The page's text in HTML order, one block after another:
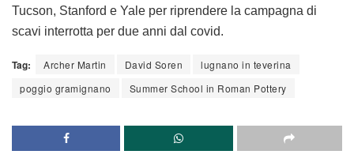
Tucson, Stanford e Yale per riprendere la campagna di
scavi interrotta per due anni dal covid.
Tag: Archer Martin David Soren
lugnano in teverina
poggio gramignano
Summer School in Roman Pottery